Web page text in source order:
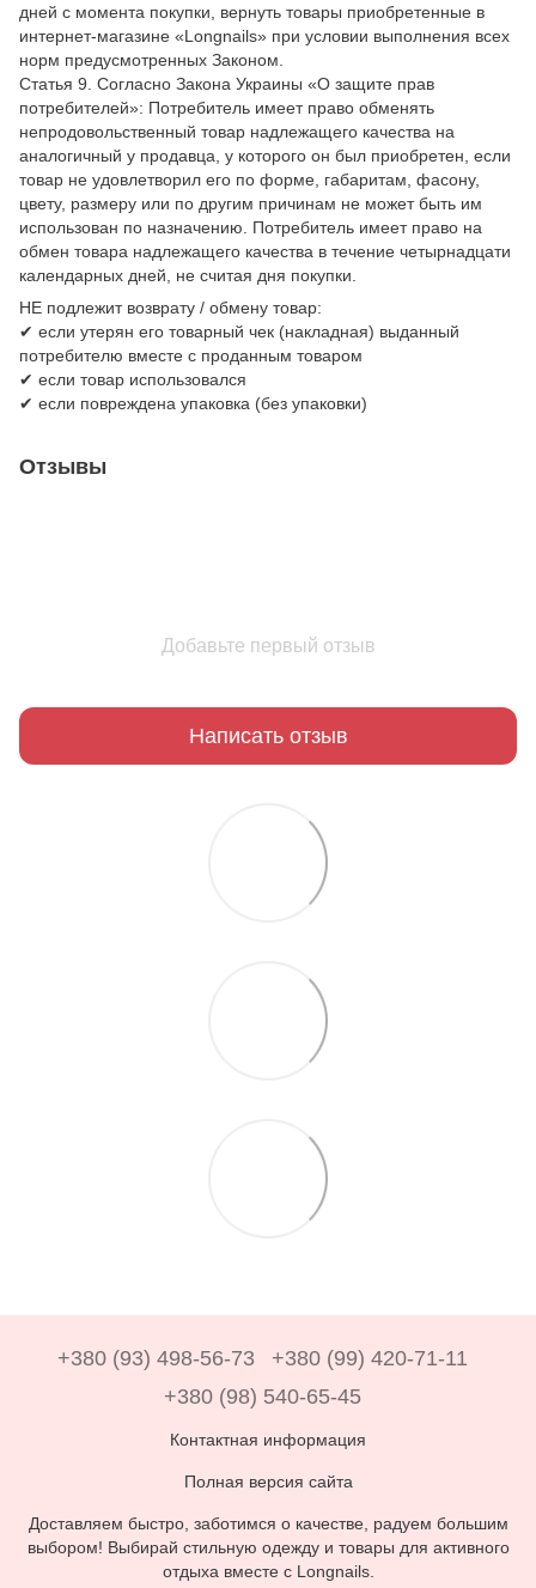
дней с момента покупки, вернуть товары приобретенные в
интернет-магазине «Longnails» при условии выполнения всех
норм предусмотренных Законом.
Статья 9. Согласно Закона Украины «О защите прав
потребителей»: Потребитель имеет право обменять
непродовольственный товар надлежащего качества на
аналогичный у продавца, у которого он был приобретен, если
товар не удовлетворил его по форме, габаритам, фасону,
цвету, размеру или по другим причинам не может быть им
использован по назначению. Потребитель имеет право на
обмен товара надлежащего качества в течение четырнадцати
календарных дней, не считая дня покупки.
НЕ подлежит возврату / обмену товар:
✔ если утерян его товарный чек (накладная) выданный
потребителю вместе с проданным товаром
✔ если товар использовался
✔ если повреждена упаковка (без упаковки)
Отзывы
Добавьте первый отзыв
Написать отзыв
+380 (93) 498-56-73
+380 (99) 420-71-11
+380 (98) 540-65-45
Контактная информация
Полная версия сайта
Доставляем быстро, заботимся о качестве, радуем большим
выбором! Выбирай стильную одежду и товары для активного
отдыха вместе с Longnails.